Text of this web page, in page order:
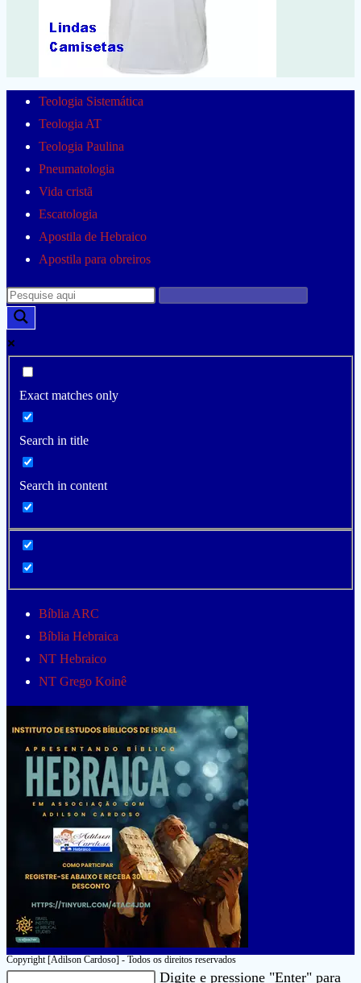
Teologia Sistemática
Teologia AT
Teologia Paulina
Pneumatologia
Vida cristã
Escatologia
Apostila de Hebraico
Apostila para obreiros
Exact matches only
Search in title
Search in content
Bíblia ARC
Bíblia Hebraica
NT Hebraico
NT Grego Koinê
Copyright [Adilson Cardoso] - Todos os direitos reservados
Pesquisar
Digite e pressione "Enter" para